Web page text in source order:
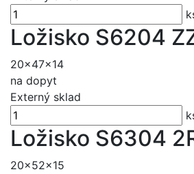
Ložisko S6204
20x47x14
na dopyt
Externý sklad
Ložisko S6304
20x52x15